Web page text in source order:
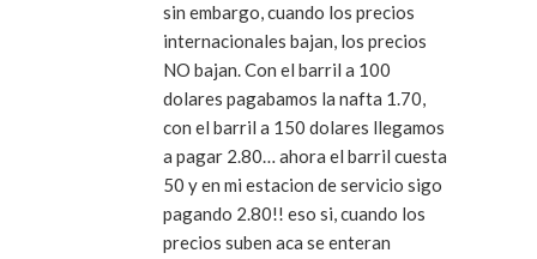
sin embargo, cuando los precios
internacionales bajan, los precios
NO bajan. Con el barril a 100
dolares pagabamos la nafta 1.70,
con el barril a 150 dolares llegamos
a pagar 2.80… ahora el barril cuesta
50 y en mi estacion de servicio sigo
pagando 2.80!! eso si, cuando los
precios suben aca se enteran